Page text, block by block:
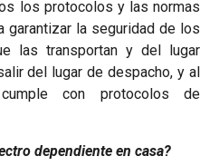
los protocolos y las normas
garantizar la seguridad de los
las transportan y del lugar
del lugar de despacho, y al
con protocolos de
dependiente en casa?